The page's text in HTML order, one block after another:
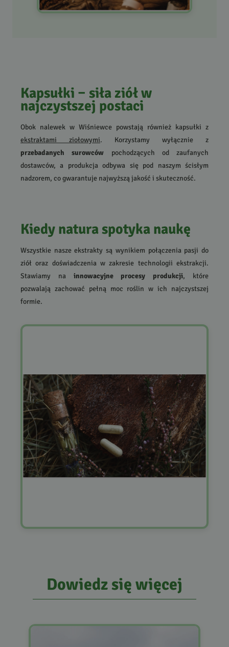
Kapsułki – siła ziół w
najczystszej postaci
Obok nalewek w Wiśniewce powstają również kapsułki z
ekstraktami ziołowymi. Korzystamy wyłącznie z
przebadanych surowców pochodzących od zaufanych
dostawców, a produkcja odbywa się pod naszym ścisłym
nadzorem, co gwarantuje najwyższą jakość i skuteczność.
Kiedy natura spotyka naukę
Wszystkie nasze ekstrakty są wynikiem połączenia pasji do
ziół oraz doświadczenia w zakresie technologii ekstrakcji.
Stawiamy na innowacyjne procesy produkcji, które
pozwalają zachować pełną moc roślin w ich najczystszej
formie.
Dowiedz się więcej